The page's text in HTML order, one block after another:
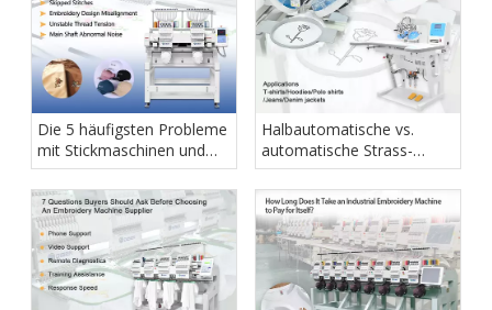
Die 5 häufigsten Probleme
mit Stickmaschinen und
wie man sie löst
Halbautomatische vs.
automatische Strass-
Setzmaschine: Welche ist
die richtige für Ihr
Unternehmen?